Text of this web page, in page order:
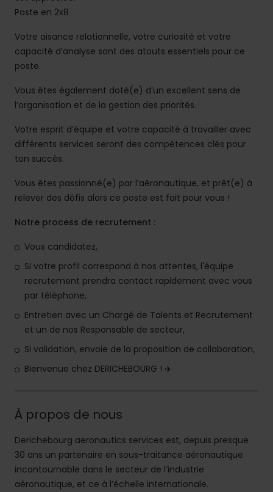
Poste en 2x8
Votre aisance relationnelle, votre curiosité et votre
capacité d’analyse sont des atouts essentiels pour ce
poste.
Vous êtes également doté(e) d’un excellent sens de
l’organisation et de la gestion des priorités.
Votre esprit d’équipe et votre capacité à travailler avec
différents services seront des compétences clés pour
ton succès.
Vous êtes passionné(e) par l’aéronautique, et prêt(e) à
relever des défis alors ce poste est fait pour vous !
Notre process de recrutement :
Vous candidatez,
Si votre profil correspond à nos attentes, l'équipe
recrutement prendra contact rapidement avec vous
par téléphone,
Entretien avec un Chargé de Talents et Recrutement
et un de nos Responsable de secteur,
Si validation, envoie de la proposition de collaboration,
Bienvenue chez DERICHEBOURG ! ✈️
À propos de nous
Derichebourg aeronautics services est, depuis presque
30 ans un partenaire en sous-traitance aéronautique
incontournable dans le secteur de l’industrie
aéronautique, et ce à l’échelle internationale.